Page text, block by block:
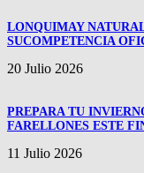
LONQUIMAY
SUCOMPETENCIA
20 Julio 2026
PREPARA TU
FARELLONES ESTE
11 Julio 2026